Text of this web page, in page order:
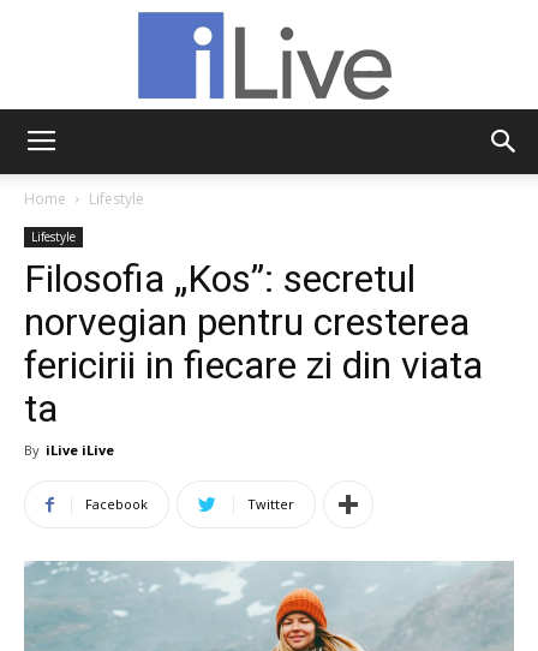
Home Lifestyle
Lifestyle
Filosofia „Kos”: secretul
norvegian pentru cresterea
fericirii in fiecare zi din viata
ta
By iLive iLive
Facebook Twitter